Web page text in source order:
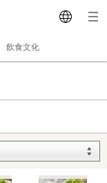
飲食文化